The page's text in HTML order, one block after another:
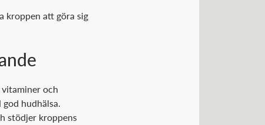
kroppen att göra sig
och
hudhälsa.
stödjer kroppens